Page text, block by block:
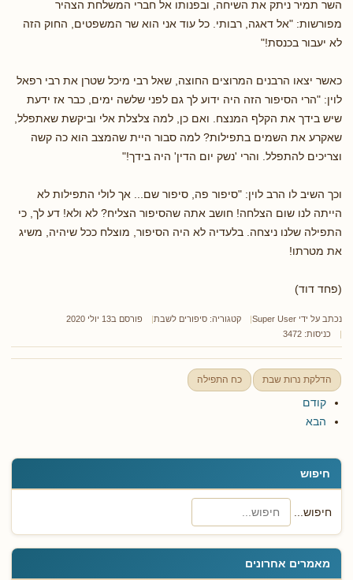
חיפוש
חיפוש...
מאמרים אחרונים
השר תמיר ניתק את השיחה, ובפנותו אל חברי המשלחת הצהיר
מפורשות: "אל דאגה, רבותי. כל עוד אני הוא שר המשפטים, החוק הזה
לא יעבור בכנסת!"
כאשר יצאו הרבנים המרוצים החוצה, שאל רבי מיכל שטרן את רבי רפאל
לוין: "הרי הסיפור הזה היה ידוע לך גם לפני שלשה ימים, כבר אז ידעת
שיש בידך את הקלף המנצח. ואם כן, למה צלצלת אלי וביקשת שאתפלל,
שאקרע את השמים בתפילות? למה סבור היית שהמצב הוא כה קשה
וצריכים להתפלל. והרי 'נשק יום הדין' היה בידך!"
וכך השיב לו הרב לוין: "סיפור פה, סיפור שם... אך לולי התפילות לא
הייתה לנו שום הצלחה! חושב אתה שהסיפור הצליח? לא ולא! דע לך, כי
התפילה שלנו ניצחה. בלעדיה לא היה הסיפור, מוצלח ככל שיהיה, משיג
את מטרתו!
(פחד דוד)
נכתב על ידי Super User קטגוריה: סיפורים לשבת
פורסם ב13 יולי 2020
כניסות: 3472
הדלקת נרות שבת כח התפילה
קודם
הבא